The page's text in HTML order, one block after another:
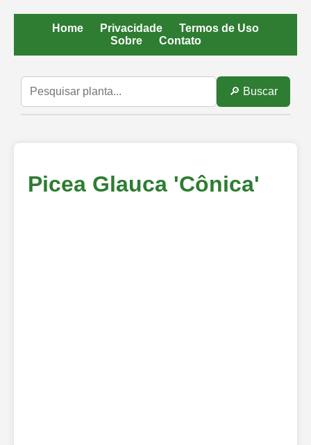
Home Privacidade
Termos de Uso
Sobre
Contato
🔎 Buscar
Picea Glauca 'Cônica'